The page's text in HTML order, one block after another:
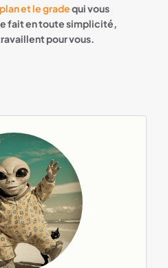
plan et le gradequi vous
fait en toute simplicité,
pour vous.